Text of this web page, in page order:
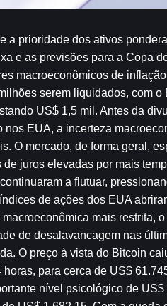
a prioridade dos ativos
e as previsões para a Copa
macroeconômicos de
serem liquidados, com
US$ 1,5 mil. Antes da
nos EUA, a incerteza
O mercado, de forma geral,
juros elevadas por mais
a flutuar,
de ações dos EUA
mais restrita,
de desalavancagem nas
O preço à vista do Bitcoin
para cerca de US$
nível psicológico de